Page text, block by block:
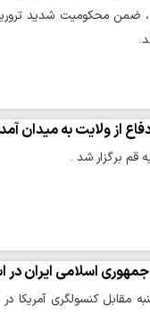
ضمن محکومیت شدید
از ولایت به میدان
قم برگزار شد .
اسلامی ایران در
کنسولگری آمریکا